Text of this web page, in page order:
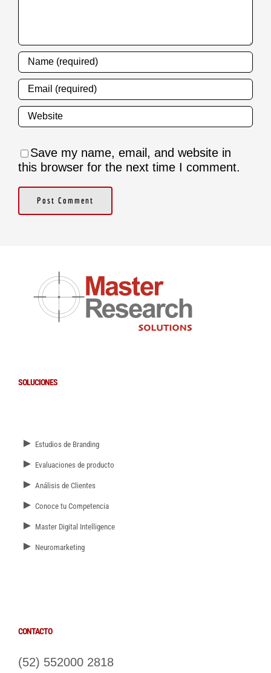
Save my name, email, and website in
this browser for the next time I comment.
SOLUCIONES
► Estudios de Branding
► Evaluaciones de producto
► Análisis de Clientes
► Conoce tu Competencia
► Master Digital Intelligence
► Neuromarketing
CONTACTO
(52) 552000 2818